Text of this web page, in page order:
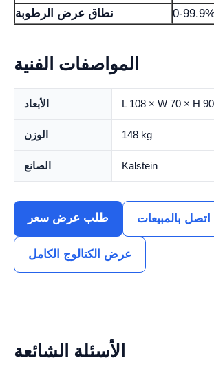
نطاق عرض الرطوبة
0-
المواصفات الفنية
الأبعاد L 108 × W 70 × H
الوزن 148 kg
الصانع Kalstein
طلب عرض سعر اتصل بالمبيعات
عرض الكتالوج الكامل
الأسئلة الشائعة